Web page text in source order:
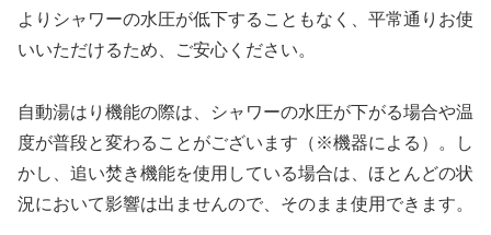
よりシャワーの水圧が低下することもなく、平常通りお使
いいただけるため、ご安心ください。
自動湯はり機能の際は、シャワーの水圧が下がる場合や温
度が普段と変わることがございます（※機器による）。し
かし、追い焚き機能を使用している場合は、ほとんどの状
況において影響は出ませんので、そのまま使用できます。